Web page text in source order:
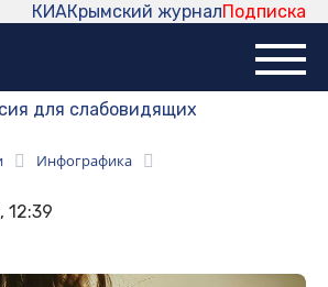
Подписка
Крымский журнал
КИА
для слабовидящих
Инфографика
12:39